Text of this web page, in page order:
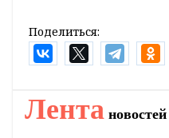
Поделиться:
Лента новостей